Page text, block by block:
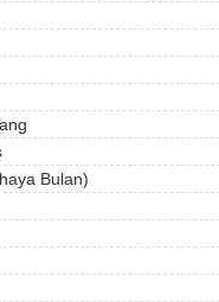
Bulan)